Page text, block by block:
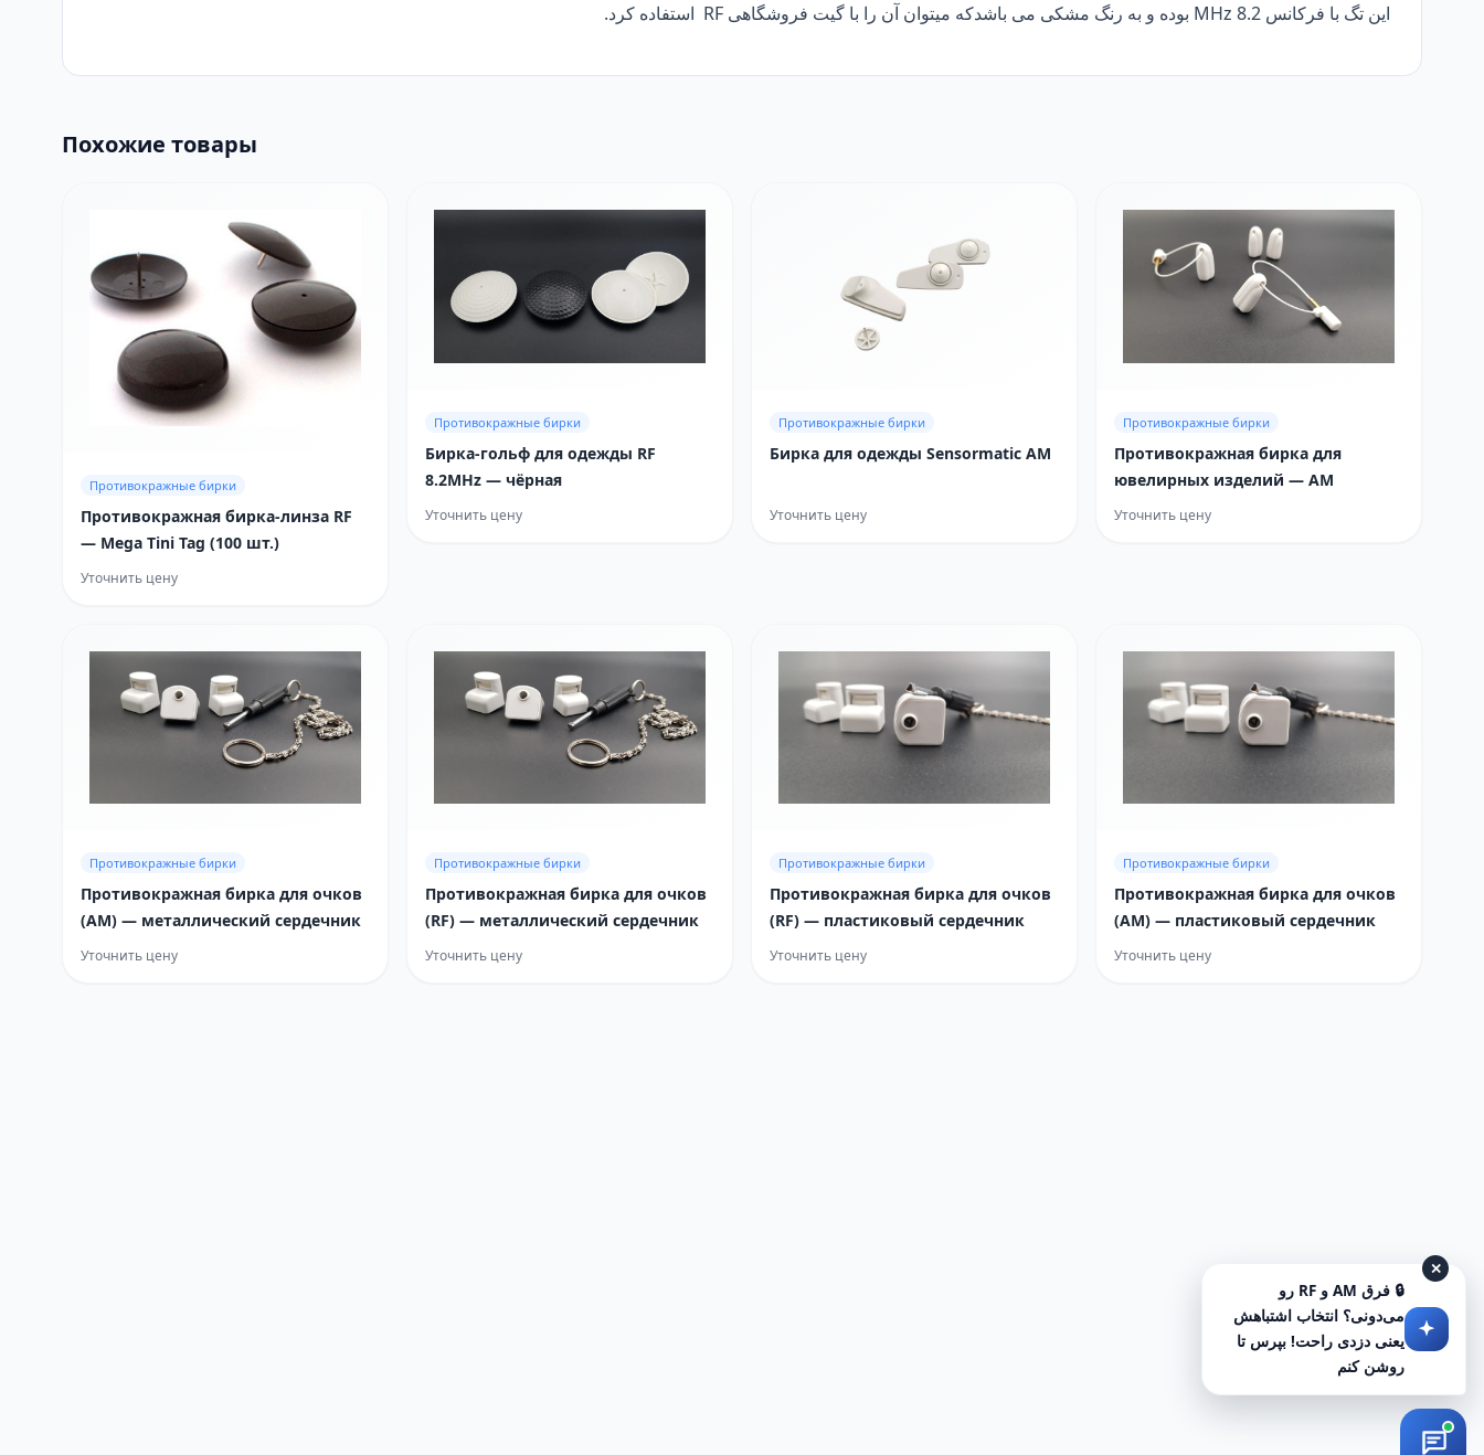
این تگ با فرکانس MHz 8.2 بوده و به رنگ مشکی می باشدکه میتوان آن را با گیت فروشگاهی RF استفاده کرد.
Похожие товары
Противокражные бирки
Противокражная бирка-линза RF
— Mega Tini Tag (100 шт.)
Уточнить цену
Противокражные бирки
Бирка-гольф для одежды RF
8.2MHz — чёрная
Уточнить цену
Противокражные бирки
Бирка для одежды Sensormatic AM
Уточнить цену
Противокражные бирки
Противокражная бирка для
ювелирных изделий — AM
Уточнить цену
Противокражные бирки
Противокражная бирка для очков
(AM) — металлический сердечник
Уточнить цену
Противокражные бирки
Противокражная бирка для очков
(RF) — металлический сердечник
Уточнить цену
Противокражные бирки
Противокражная бирка для очков
(RF) — пластиковый сердечник
Уточнить цену
Противокражные бирки
Противокражная бирка для очков
(AM) — пластиковый сердечник
Уточнить цену
✕
🔒 فرق AM و RF رو
می‌دونی؟ انتخاب اشتباهش
یعنی دزدی راحت! بپرس تا
روشن کنم